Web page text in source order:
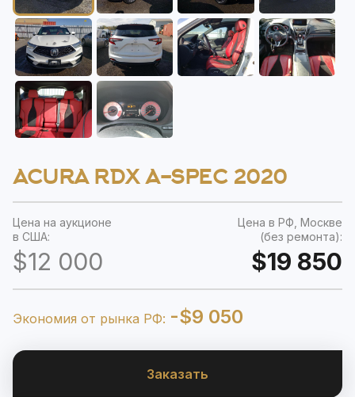
ACURA RDX A-SPEC 2020
Цена на аукционе
в США:
$12 000
Цена в РФ, Москве
(без ремонта):
$19 850
Экономия от рынка РФ: -$9 050
Заказать